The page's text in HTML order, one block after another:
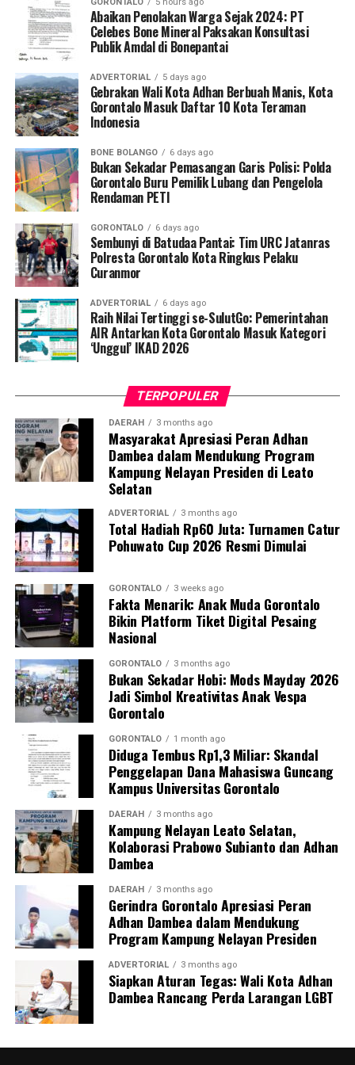
serta mengoordinasikan mekanisme rujukan cepat (
track referral
).
Koordinator Desa KKN Profesi Kesehatan UNG Desa
Hutadaa menekankan pentingnya posisi strategis kader
yang bersinggungan langsung dengan masyarakat
harian.
“Kader adalah pihak terdekat dengan ibu hamil dan
keluarganya. Melalui program ini, kami ingin
memastikan kader di Desa Hutadaa memiliki
kegawatdaruratan kehamilan, terutama di tengah situasi
krisis bencana, serta mampu berkoordinasi secara efektif
dengan tenaga kesehatan,” jelasnya.
Selain sesi edukasi teknis, mahasiswa UNG turut
meluncurkanBuku Panduan Manajemen
Kegawatdaruratan Ibu Hamil pada Situasi Bencana
petunjuk praktis ini berfungsi sebagai pedoman standar
bagi kader dalam melakukan deteksi dini,
pendampingan, hingga skenario evakuasi ibu hamil
berisiko tinggi.
Dosen Pembimbing Lapangan (DPL) KKN Profesi
Kesehatan UNG menegaskan bahwa pemberdayaan
kader berbasis komunitas merupakan instrumen krusial
dalam mempercepat penurunan Angka Kematian Ibu
(AKI) dan Angka Kematian Anak (AKA).
“Penyelamatan jiwa ibu hamil saat bencana tidak bisa
hanya bergantung pada fasilitas kesehatan formal.
Harus ada sistem kesiapsiagaan berbasis masyarakat
yang solid. Kehadiran buku panduan ini memperjelas
alur koordinasi penanganan darurat di lapangan,” ujar
DPL KKN.
Pelatihan berlangsung interaktif lewat simulasi
penanganan awal, diskusi kasus, hingga penyamaan
persepsi peran keluarga dalam pengawasan masa
kehamilan.
InisiatifBUMIL TANGGUHmenjadi wujud nyata
komitmen KKN Profesi Kesehatan UNG 2026 dalam
mengoptimalkan pengawasan kehamilan risiko tinggi.
Melalui sinergi mahasiswa, kader, dan pemerintah desa,
UNG berharap terbangun sistem mitigasi kebencanan
maternal yang tanggap, terintegrasi, dan berkelanjutan.
GORONTALO 5 hours ago
Abaikan Penolakan Warga Sejak 2024: PT
Celebes Bone Mineral Paksakan Konsultasi
Publik Amdal di Bonepantai
ADVERTORIAL 5 days ago
Gebrakan Wali Kota Adhan Berbuah Manis, Kota
Gorontalo Masuk Daftar 10 Kota Teraman
Indonesia
BONE BOLANGO 6 days ago
Bukan Sekadar Pemasangan Garis Polisi: Polda
Gorontalo Buru Pemilik Lubang dan Pengelola
Rendaman PETI
GORONTALO 6 days ago
Sembunyi di Batudaa Pantai: Tim URC Jatanras
Polresta Gorontalo Kota Ringkus Pelaku
Curanmor
ADVERTORIAL 6 days ago
Raih Nilai Tertinggi se-SulutGo: Pemerintahan
AIR Antarkan Kota Gorontalo Masuk Kategori
‘Unggul’ IKAD 2026
TERPOPULER
DAERAH 3 months ago
Masyarakat Apresiasi Peran Adhan
Dambea dalam Mendukung Program
Kampung Nelayan Presiden di Leato
Selatan
ADVERTORIAL 3 months ago
Total Hadiah Rp60 Juta: Turnamen Catur
Pohuwato Cup 2026 Resmi Dimulai
GORONTALO 3 weeks ago
Fakta Menarik: Anak Muda Gorontalo
Bikin Platform Tiket Digital Pesaing
Nasional
GORONTALO 3 months ago
Bukan Sekadar Hobi: Mods Mayday 2026
Jadi Simbol Kreativitas Anak Vespa
Gorontalo
GORONTALO 1 month ago
Diduga Tembus Rp1,3 Miliar: Skandal
Penggelapan Dana Mahasiswa Guncang
Kampus Universitas Gorontalo
DAERAH 3 months ago
Kampung Nelayan Leato Selatan,
Kolaborasi Prabowo Subianto dan Adhan
Dambea
DAERAH 3 months ago
Gerindra Gorontalo Apresiasi Peran
Adhan Dambea dalam Mendukung
Program Kampung Nelayan Presiden
ADVERTORIAL 3 months ago
Siapkan Aturan Tegas: Wali Kota Adhan
Dambea Rancang Perda Larangan LGBT